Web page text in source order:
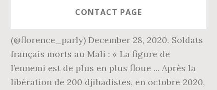
CONTACT PAGE
Le bilan s'établit à 48 si on y ajoute un soldat
(@florence_parly) December 28, 2020. Soldats
français morts au Mali : « La figure de
l’ennemi est de plus en plus floue ... Après la
libération de 200 djihadistes, en octobre 2020,